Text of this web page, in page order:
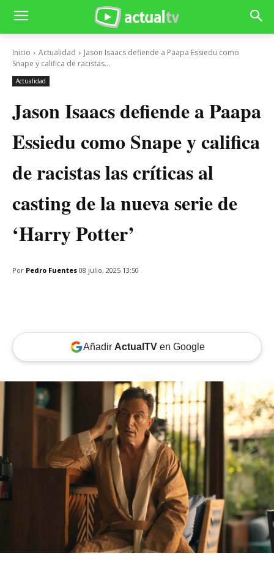
Inicio Actualidad
Jason Isaacs defiende a Paapa Essiedu como
Snape y califica de racistas...
Actualidad
Jason Isaacs defiende a Paapa
Essiedu como Snape y califica
de racistas las críticas al
casting de la nueva serie de
‘Harry Potter’
Por Pedro Fuentes 08 julio, 2025 13:50
Añadir ActualTVen Google